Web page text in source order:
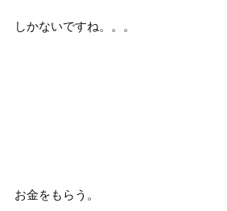
しかないですね。。。
お金をもらう。